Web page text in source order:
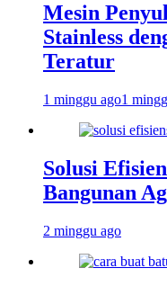
Mesin
Stainless
Teratur
1 minggu ago1
Solusi
Bangunan
2 minggu ago